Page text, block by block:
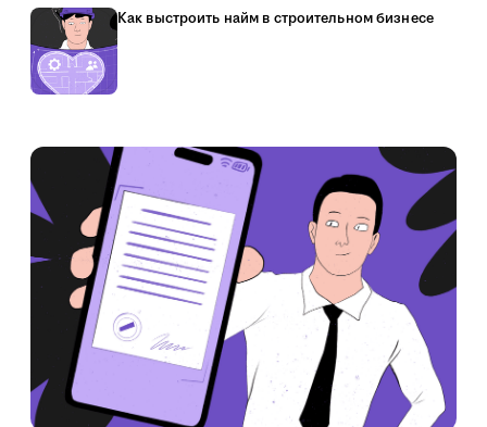
Как выстроить найм в строительном бизнесе